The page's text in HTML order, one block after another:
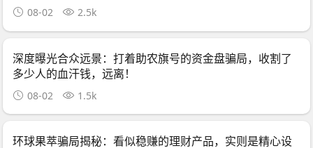
08-02 2.5k
深度曝光合众远景：打着助农旗号的资金盘骗局，收割了
多少人的血汗钱，远离！
08-02 1.5k
环球果萃骗局揭秘：看似稳赚的理财产品，实则是精心设